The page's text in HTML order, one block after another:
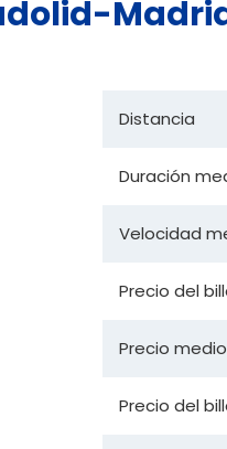
Distancia
Duración
Velocidad
Precio del
Precio
Precio del